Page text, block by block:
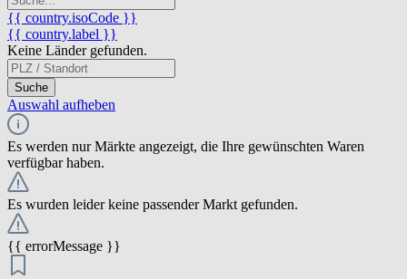
{{ country.isoCode }}
{{ country.label }}
Keine Länder gefunden.
Suche
Auswahl aufheben
Es werden nur Märkte angezeigt, die Ihre gewünschten Waren
verfügbar haben.
Es wurden leider keine passender Markt gefunden.
{{ errorMessage }}